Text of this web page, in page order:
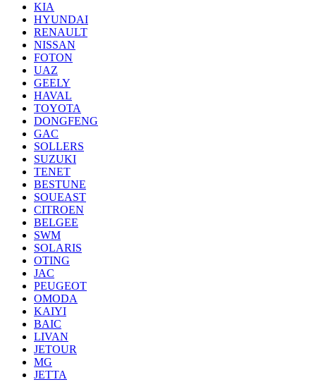
KIA
HYUNDAI
RENAULT
NISSAN
FOTON
UAZ
GEELY
HAVAL
TOYOTA
DONGFENG
GAC
SOLLERS
SUZUKI
TENET
BESTUNE
SOUEAST
CITROEN
BELGEE
SWM
SOLARIS
OTING
JAC
PEUGEOT
OMODA
KAIYI
BAIC
LIVAN
JETOUR
MG
JETTA